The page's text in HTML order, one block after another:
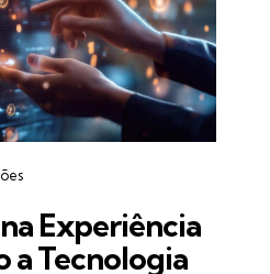
Experiência
a Tecnologia